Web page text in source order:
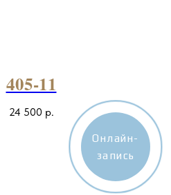
405-11
24 500 р.
Онлайн-
запись